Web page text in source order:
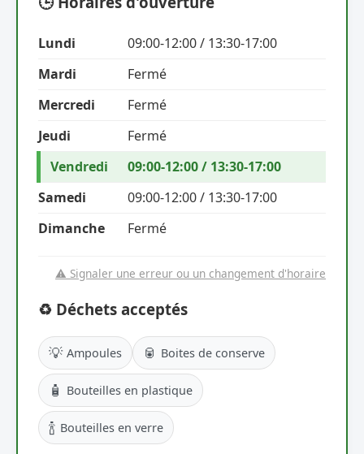
Lundi
09:00-12:00 / 13:30-17:00
Mardi
Fermé
Mercredi
Fermé
Jeudi
Fermé
Vendredi
09:00-12:00 / 13:30-17:00
Samedi
09:00-12:00 / 13:30-17:00
Dimanche
Fermé
⚠️ Signaler une erreur ou un changement d'horaire
♻️ Déchets acceptés
💡 Ampoules 🥫 Boites de conserve
🧴 Bouteilles en plastique
🍾 Bouteilles en verre